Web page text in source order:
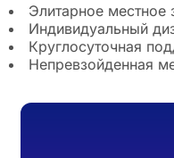
Элитарное
Индивидуальный
Круглосуточная
Непревзойденная